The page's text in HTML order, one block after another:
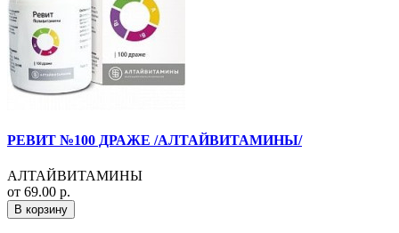
РЕВИТ №100 ДРАЖЕ /АЛТАЙВИТАМИНЫ/
АЛТАЙВИТАМИНЫ
от 69.00 р.
В корзину